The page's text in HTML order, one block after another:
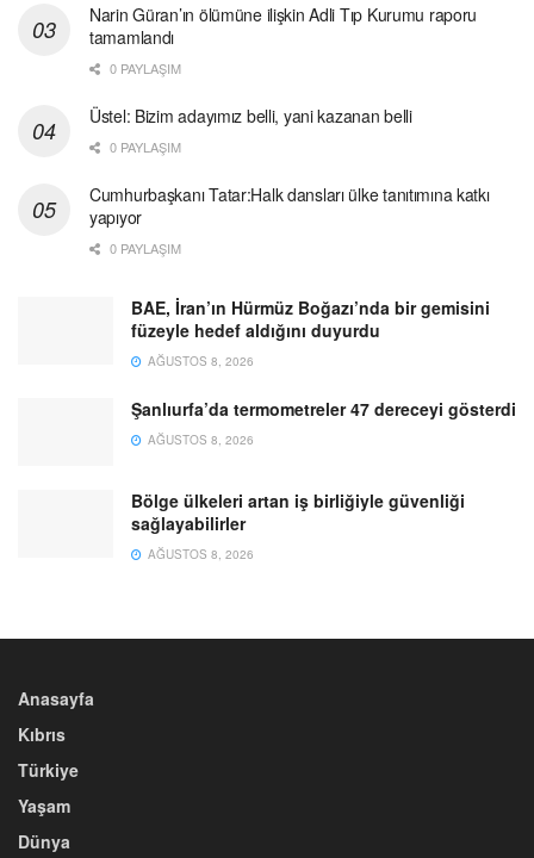
Narin Güran’ın ölümüne ilişkin Adli Tıp Kurumu raporu
tamamlandı
0 PAYLAŞIM
Üstel: Bizim adayımız belli, yani kazanan belli
0 PAYLAŞIM
Cumhurbaşkanı Tatar:Halk dansları ülke tanıtımına katkı
yapıyor
0 PAYLAŞIM
BAE, İran’ın Hürmüz Boğazı’nda bir gemisini
füzeyle hedef aldığını duyurdu
AĞUSTOS 8, 2026
Şanlıurfa’da termometreler 47 dereceyi gösterdi
AĞUSTOS 8, 2026
Bölge ülkeleri artan iş birliğiyle güvenliği
sağlayabilirler
AĞUSTOS 8, 2026
Anasayfa
Kıbrıs
Türkiye
Yaşam
Dünya